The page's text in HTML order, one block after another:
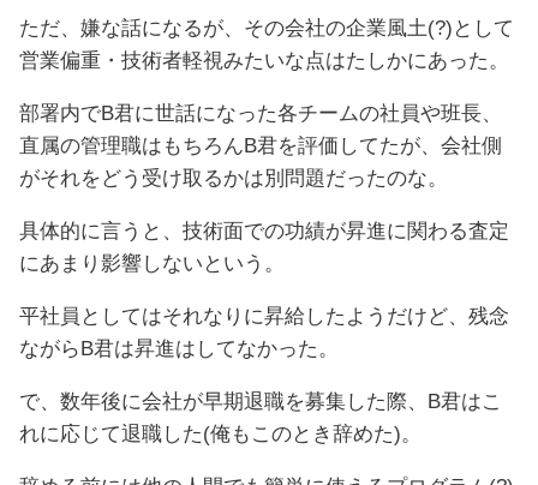
ただ、嫌な話になるが、その会社の企業風土(?)として
営業偏重・技術者軽視みたいな点はたしかにあった。
部署内でB君に世話になった各チームの社員や班長、
直属の管理職はもちろんB君を評価してたが、会社側
がそれをどう受け取るかは別問題だったのな。
具体的に言うと、技術面での功績が昇進に関わる査定
にあまり影響しないという。
平社員としてはそれなりに昇給したようだけど、残念
ながらB君は昇進はしてなかった。
で、数年後に会社が早期退職を募集した際、B君はこ
れに応じて退職した(俺もこのとき辞めた)。